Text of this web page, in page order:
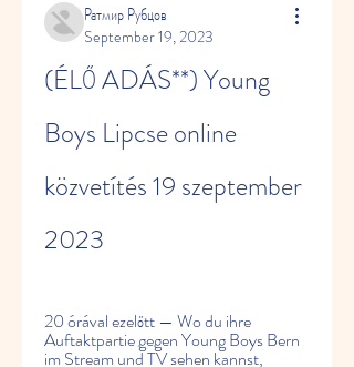
Ратмир Рубцов
September 19, 2023
(ÉLŐ ADÁS**) Young
Boys Lipcse online
közvetítés 19 szeptember
2023
20 órával ezelőtt — Wo du ihre
Auftaktpartie gegen Young Boys Bern
im Stream und TV sehen kannst,